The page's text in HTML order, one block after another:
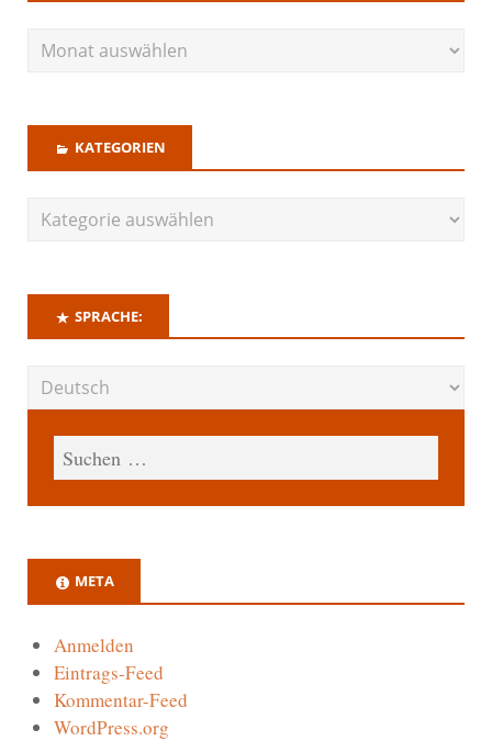
KATEGORIEN
SPRACHE:
META
Anmelden
Eintrags-Feed
Kommentar-Feed
WordPress.org